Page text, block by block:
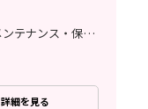
組立・組付け、クリーンルーム、メンテナンス・保全、立ち作業、その他
詳細を見る